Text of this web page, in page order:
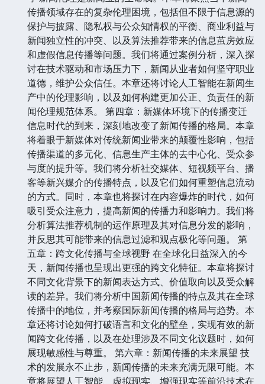
传播领域存在的复杂伦理困境，包括但不限于信息源的
保护与披露、隐私权与公众知情权的平衡、商业利益与
新闻独立性的冲突、以及算法推荐带来的信息茧房效应
和虚假信息传播等问题。我们将通过案例分析，深入探
讨在技术驱动和市场压力下，新闻从业者如何坚守职业
道德，维护公众信任。本章还将讨论人工智能在新闻生
产中的伦理影响，以及如何构建更加公正、负责任的新
闻伦理规范体系。 第四章：新媒体环境下的传播变迁
信息时代的到来，深刻地改变了新闻传播的格局。本章
将着眼于新媒体对传统新闻业带来的颠覆性影响，包括
传播渠道的多元化、信息生产主体的去中心化、受众参
与度的提升等。我们将分析社交媒体、短视频平台、播
客等新兴媒介的传播特点，以及它们如何重塑信息流动
的方式。同时，本章也将探讨在内容爆炸的时代，如何
吸引受众注意力，提高新闻的传播力和影响力。我们将
分析算法推荐机制的运作原理及其对信息分发的影响，
并反思其可能带来的信息过滤和观点极化等问题。 第
五章：跨文化传播与全球视野 在全球化日益深入的今
天，新闻传播也呈现出更强的跨文化特征。本章将探讨
不同文化背景下的新闻表达方式、价值取向以及受众解
读的差异。我们将分析中国新闻传播的特点及其在全球
传播中的地位，并考察国际新闻传播的格局与趋势。本
章还将讨论如何打破语言和文化的壁垒，实现有效的新
闻跨文化传播，以及在处理涉及不同文化议题时，如何
展现敏感性与尊重。 第六章：新闻传播的未来展望 技
术的发展永不止步，新闻传播的未来充满无限可能。本
章将展望人工智能、虚拟现实、增强现实等前沿技术在